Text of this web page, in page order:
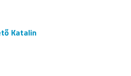
Katalin